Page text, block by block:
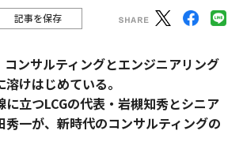
記事を保存
ンサルティングとエンジニアリング
けはじめている。
に立つLCGの代表・岩槻知秀とシニア
秀一が、新時代のコンサルティングの